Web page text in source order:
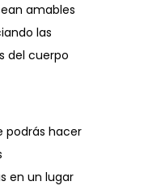
amables
las
del cuerpo
podrás hacer
en un lugar